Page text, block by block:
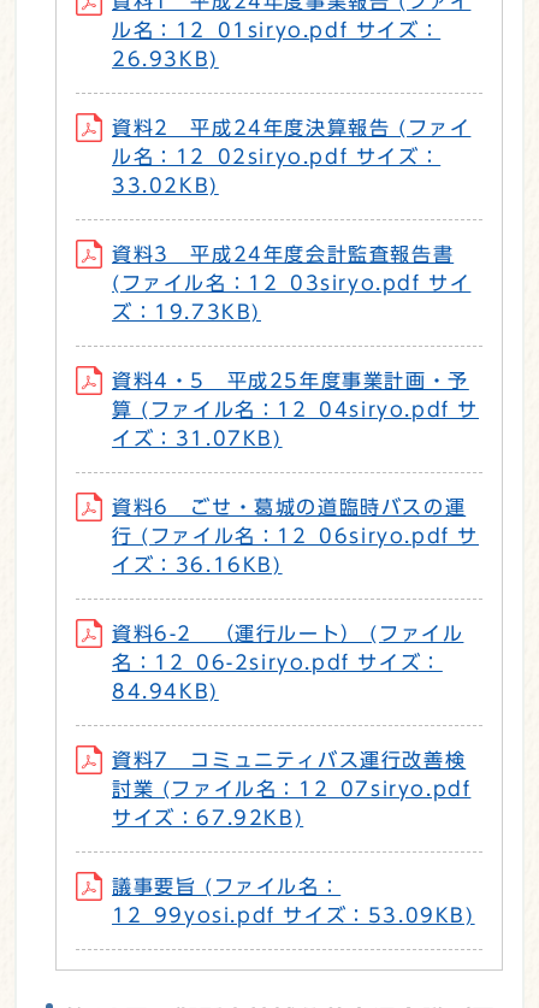
ル名：12_01siryo.pdf サイズ：
26.93KB)
資料2 平成24年度決算報告 (ファイ
ル名：12_02siryo.pdf サイズ：
33.02KB)
資料3 平成24年度会計監査報告書
(ファイル名：12_03siryo.pdf サイ
ズ：19.73KB)
資料4・5 平成25年度事業計画・予
算 (ファイル名：12_04siryo.pdf サ
イズ：31.07KB)
資料6 ごせ・葛城の道臨時バスの運
行 (ファイル名：12_06siryo.pdf サ
イズ：36.16KB)
資料6-2 （運行ルート） (ファイル
名：12_06-2siryo.pdf サイズ：
84.94KB)
資料7 コミュニティバス運行改善検
討業 (ファイル名：12_07siryo.pdf
サイズ：67.92KB)
議事要旨 (ファイル名：
12_99yosi.pdf サイズ：53.09KB)